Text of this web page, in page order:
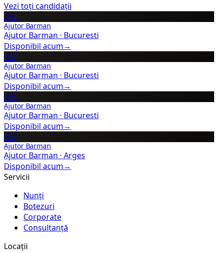
Vezi toți candidații
AB
Ajutor Barman
Ajutor Barman · Bucuresti
Disponibil acum→
AB
Ajutor Barman
Ajutor Barman · Bucuresti
Disponibil acum→
AB
Ajutor Barman
Ajutor Barman · Bucuresti
Disponibil acum→
AB
Ajutor Barman
Ajutor Barman · Arges
Disponibil acum→
Servicii
Nunți
Botezuri
Corporate
Consultanță
Locații